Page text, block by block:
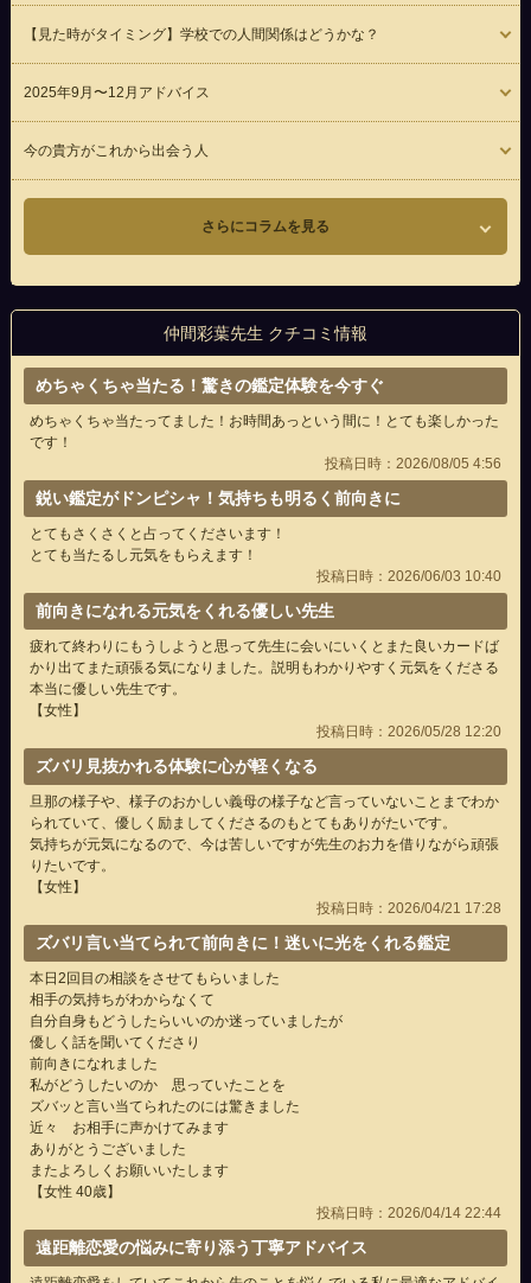
【見た時がタイミング】学校での人間関係はどうかな？
2025年9月〜12月アドバイス
今の貴方がこれから出会う人
さらにコラムを見る
仲間彩葉先生 クチコミ情報
めちゃくちゃ当たる！驚きの鑑定体験を今すぐ
めちゃくちゃ当たってました！お時間あっという間に！とても楽しかった
です！
投稿日時：2026/08/05 4:56
鋭い鑑定がドンピシャ！気持ちも明るく前向きに
とてもさくさくと占ってくださいます！
とても当たるし元気をもらえます！
投稿日時：2026/06/03 10:40
前向きになれる元気をくれる優しい先生
疲れて終わりにもうしようと思って先生に会いにいくとまた良いカードば
かり出てまた頑張る気になりました。説明もわかりやすく元気をくださる
本当に優しい先生です。
【女性】
投稿日時：2026/05/28 12:20
ズバリ見抜かれる体験に心が軽くなる
旦那の様子や、様子のおかしい義母の様子など言っていないことまでわか
られていて、優しく励ましてくださるのもとてもありがたいです。
気持ちが元気になるので、今は苦しいですが先生のお力を借りながら頑張
りたいです。
【女性】
投稿日時：2026/04/21 17:28
ズバリ言い当てられて前向きに！迷いに光をくれる鑑定
本日2回目の相談をさせてもらいました
相手の気持ちがわからなくて
自分自身もどうしたらいいのか迷っていましたが
優しく話を聞いてくださり
前向きになれました
私がどうしたいのか 思っていたことを
ズバッと言い当てられたのには驚きました
近々 お相手に声かけてみます
ありがとうございました
またよろしくお願いいたします
【女性 40歳】
投稿日時：2026/04/14 22:44
遠距離恋愛の悩みに寄り添う丁寧アドバイス